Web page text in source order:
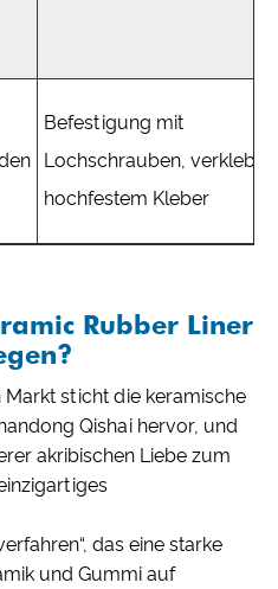
Befestigung mit
Lochschrauben, verklebt
hochfestem Kleber
Rubber Liner
sticht die keramische
Qishai hervor, und
akribischen Liebe zum
das eine starke
und Gummi auf